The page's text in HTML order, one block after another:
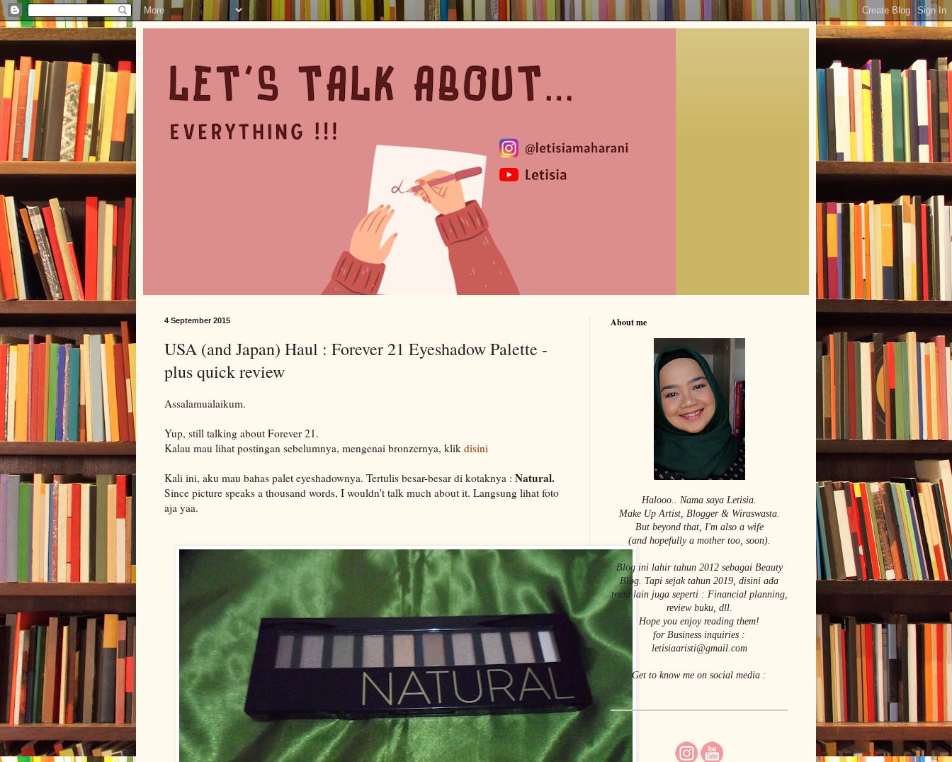
4 September 2015
USA (and Japan) Haul : Forever 21 Eyeshadow Palette -
plus quick review
Assalamualaikum.
Yup, still talking about Forever 21.
Kalau mau lihat postingan sebelumnya, mengenai bronzernya, klik disini
Kali ini, aku mau bahas palet eyeshadownya. Tertulis besar-besar di kotaknya : Natural.
Since picture speaks a thousand words, I wouldn't talk much about it. Langsung lihat foto
aja yaa.
About me
Halooo.. Nama saya Letisia.
Make Up Artist, Blogger & Wiraswasta.
But beyond that, I'm also a wife
(and hopefully a mother too, soon).
Blog ini lahir tahun 2012 sebagai Beauty
Blog. Tapi sejak tahun 2019, disini ada
tema lain juga seperti : Financial planning,
review buku, dll.
Hope you enjoy reading them!
for Business inquiries :
letisiaaristi@gmail.com
Get to know me on social media :